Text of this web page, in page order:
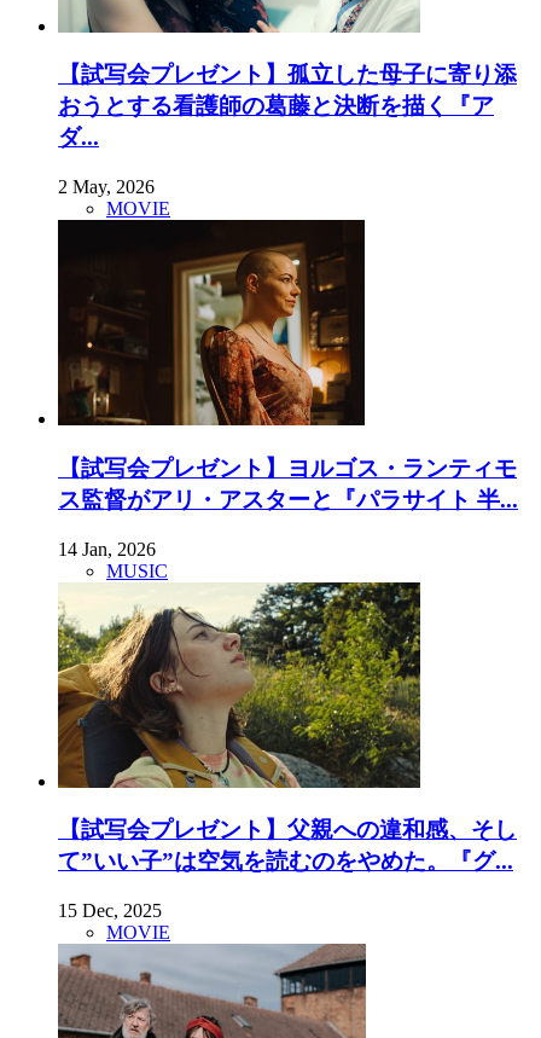
【試写会プレゼント】孤立した母子に寄り添
おうとする看護師の葛藤と決断を描く『ア
ダ...
2 May, 2026
MOVIE
【試写会プレゼント】ヨルゴス・ランティモ
ス監督がアリ・アスターと『パラサイト 半...
14 Jan, 2026
MUSIC
【試写会プレゼント】父親への違和感、そし
て”いい子”は空気を読むのをやめた。『グ...
15 Dec, 2025
MOVIE